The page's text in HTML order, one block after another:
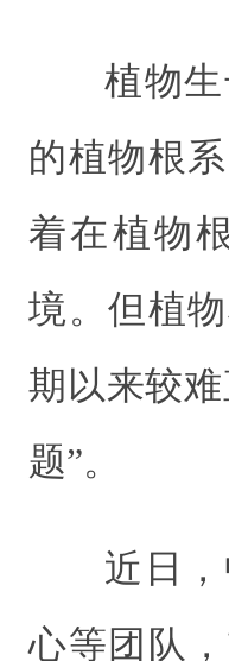
植物
的植物根
着在植物
境。但植
期以来较
题”。
近日
心等团队